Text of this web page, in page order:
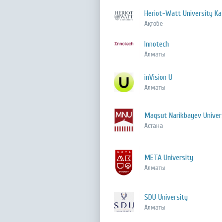
Heriot-Watt University
Ақтөбе
Innotech
Алматы
inVision U
Алматы
Maqsut Narikbayev
Астана
META University
Алматы
SDU University
Алматы